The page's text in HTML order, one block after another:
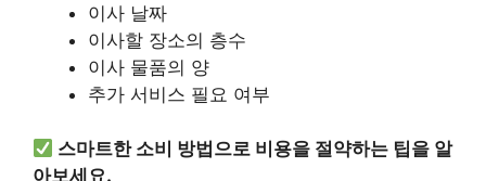
이사 날짜
이사할 장소의 층수
이사 물품의 양
추가 서비스 필요 여부
스마트한 소비 방법으로 비용을 절약하는 팁을 알
아보세요.